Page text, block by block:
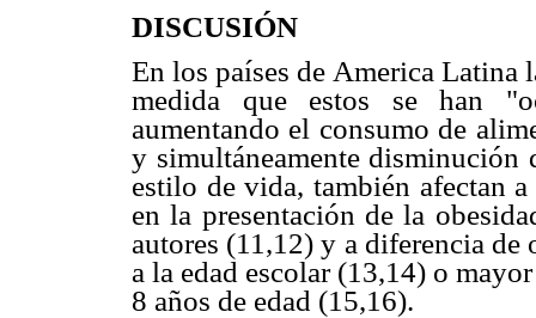
DISCUSIÓN
En los países de America Latina
medida que estos se han
aumentando el consumo de
y simultáneamente disminución
estilo de vida, también afectan
en la presentación de la
autores (11,12) y a diferencia
a la edad escolar (13,14) o
8 años de edad (15,16).